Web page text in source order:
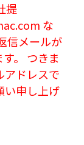
提
な
信メールが
。 つきま
アドレスで
い申し上げ